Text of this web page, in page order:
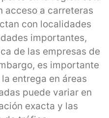
acceso a carreteras
con localidades
importantes,
de las empresas de
es importante
entrega en áreas
puede variar en
exacta y las